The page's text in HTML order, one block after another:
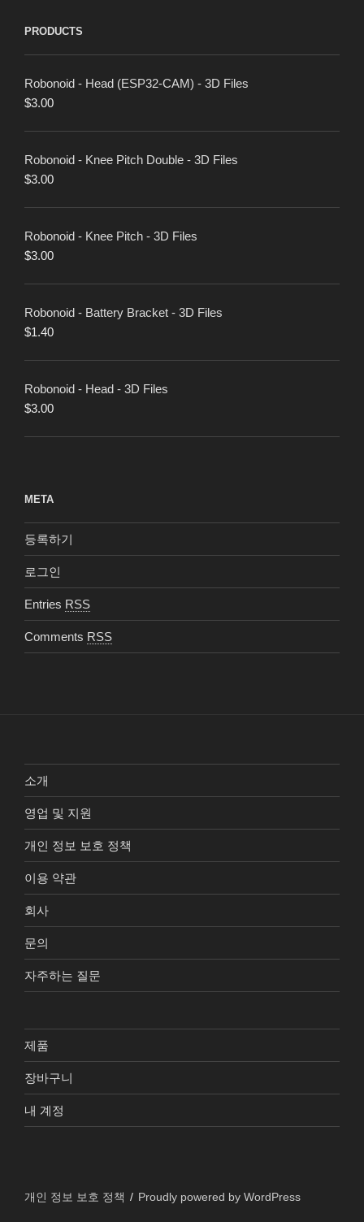
PRODUCTS
Robonoid - Head (ESP32-CAM) - 3D Files
$3.00
Robonoid - Knee Pitch Double - 3D Files
$3.00
Robonoid - Knee Pitch - 3D Files
$3.00
Robonoid - Battery Bracket - 3D Files
$1.40
Robonoid - Head - 3D Files
$3.00
META
등록하기
로그인
Entries RSS
Comments RSS
소개
영업 및 지원
개인 정보 보호 정책
이용 약관
회사
문의
자주하는 질문
제품
장바구니
내 계정
개인 정보 보호 정책 Proudly powered by WordPress